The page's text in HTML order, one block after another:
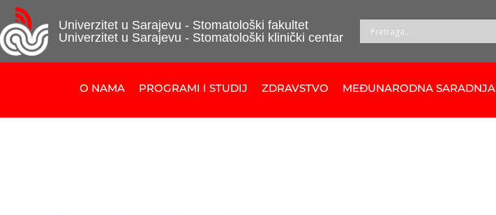
Univerzitet u Sarajevu - Stomatološki fakultet
Univerzitet u Sarajevu - Stomatološki klinički centar
O NAMA PROGRAMI I STUDIJ ZDRAVSTVO MEĐUNARODNA SARADNJA